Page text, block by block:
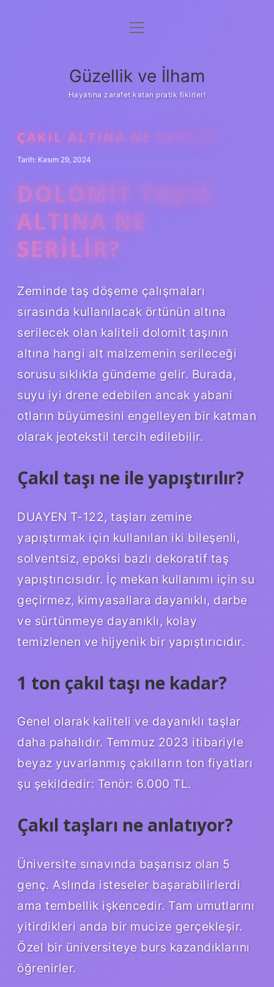
Anasayfa
Yasal Uyarı
menüyü
Güzellik ve İlham
Hayatına zarafet katan pratik fikirler!
ÇAKIL ALTINA NE SERILIR
Tarih: Kasım 29, 2024
DOLOMIT TAŞIN
ALTINA NE
SERILIR?
Zeminde taş döşeme çalışmaları
sırasında kullanılacak örtünün altına
serilecek olan kaliteli dolomit taşının
altına hangi alt malzemenin serileceği
sorusu sıklıkla gündeme gelir. Burada,
suyu iyi drene edebilen ancak yabani
otların büyümesini engelleyen bir katman
olarak jeotekstil tercih edilebilir.
Çakıl taşı ne ile yapıştırılır?
DUAYEN T-122, taşları zemine
yapıştırmak için kullanılan iki bileşenli,
solventsiz, epoksi bazlı dekoratif taş
yapıştırıcısıdır. İç mekan kullanımı için su
geçirmez, kimyasallara dayanıklı, darbe
ve sürtünmeye dayanıklı, kolay
temizlenen ve hijyenik bir yapıştırıcıdır.
1 ton çakıl taşı ne kadar?
Genel olarak kaliteli ve dayanıklı taşlar
daha pahalıdır. Temmuz 2023 itibariyle
beyaz yuvarlanmış çakılların ton fiyatları
şu şekildedir: Tenör: 6.000 TL.
Çakıl taşları ne anlatıyor?
Üniversite sınavında başarısız olan 5
genç. Aslında isteseler başarabilirlerdi
ama tembellik işkencedir. Tam umutlarını
yitirdikleri anda bir mucize gerçekleşir.
Özel bir üniversiteye burs kazandıklarını
öğrenirler.